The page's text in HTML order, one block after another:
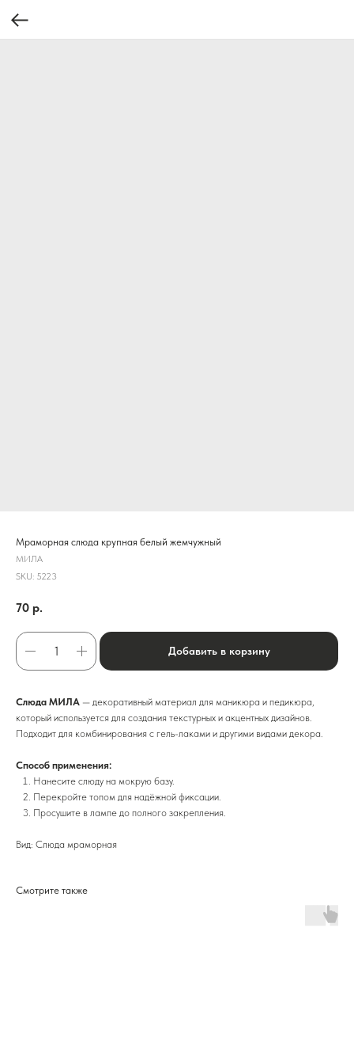
Мраморная слюда крупная белый жемчужный
МИЛА
SKU: 5223
70 р.
Добавить в корзину
Слюда МИЛА — декоративный материал для маникюра и педикюра,
который используется для создания текстурных и акцентных дизайнов.
Подходит для комбинирования с гель-лаками и другими видами декора.
Способ применения:
Нанесите слюду на мокрую базу.
Перекройте топом для надёжной фиксации.
Просушите в лампе до полного закрепления.
Вид: Слюда мраморная
Смотрите также